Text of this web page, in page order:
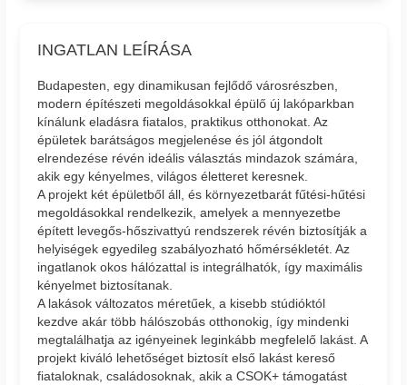
INGATLAN LEÍRÁSA
Budapesten, egy dinamikusan fejlődő városrészben,
modern építészeti megoldásokkal épülő új lakóparkban
kínálunk eladásra fiatalos, praktikus otthonokat. Az
épületek barátságos megjelenése és jól átgondolt
elrendezése révén ideális választás mindazok számára,
akik egy kényelmes, világos életteret keresnek.
A projekt két épületből áll, és környezetbarát fűtési-hűtési
megoldásokkal rendelkezik, amelyek a mennyezetbe
épített levegős-hőszivattyú rendszerek révén biztosítják a
helyiségek egyedileg szabályozható hőmérsékletét. Az
ingatlanok okos hálózattal is integrálhatók, így maximális
kényelmet biztosítanak.
A lakások változatos méretűek, a kisebb stúdióktól
kezdve akár több hálószobás otthonokig, így mindenki
megtalálhatja az igényeinek leginkább megfelelő lakást. A
projekt kiváló lehetőséget biztosít első lakást kereső
fiataloknak, családosoknak, akik a CSOK+ támogatást